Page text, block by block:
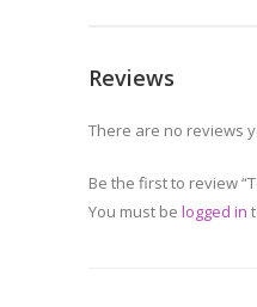
Reviews
There are no reviews
Be the first to review
You must be logged in